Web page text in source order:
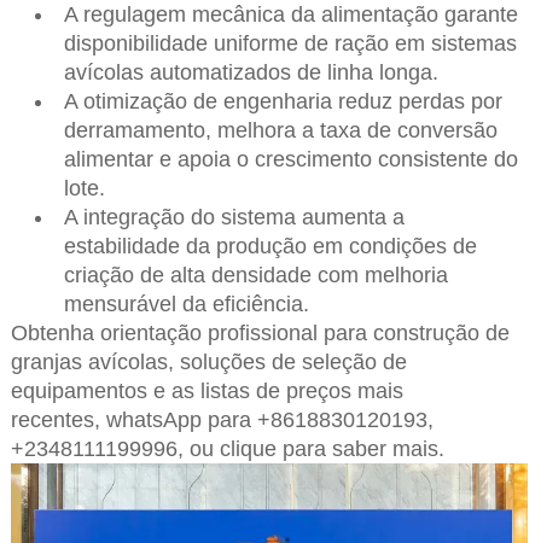
A regulagem mecânica da alimentação garante
disponibilidade uniforme de ração em sistemas
avícolas automatizados de linha longa.
A otimização de engenharia reduz perdas por
derramamento, melhora a taxa de conversão
alimentar e apoia o crescimento consistente do
lote.
A integração do sistema aumenta a
estabilidade da produção em condições de
criação de alta densidade com melhoria
mensurável da eficiência.
Obtenha orientação profissional para construção de
granjas avícolas, soluções de seleção de
equipamentos e as listas de preços mais
recentes, whatsApp para +8618830120193,
+2348111199996, ou clique para saber mais.